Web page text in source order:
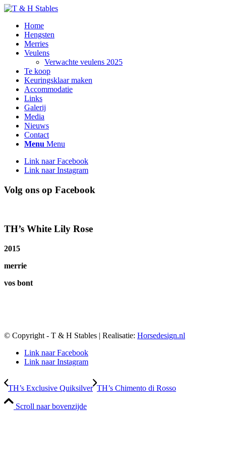
Home
Hengsten
Merries
Veulens
Verwachte veulens 2025
Te koop
Keuringsklaar maken
Accommodatie
Links
Galerij
Media
Nieuws
Contact
Menu Menu
Link naar Facebook
Link naar Instagram
Volg ons op Facebook
TH’s White Lily Rose
2015
merrie
vos bont
© Copyright - T & H Stables | Realisatie: Horsedesign.nl
Link naar Facebook
Link naar Instagram
TH’s Exclusive Quiksilver TH’s Chimento di Rosso
Scroll naar bovenzijde